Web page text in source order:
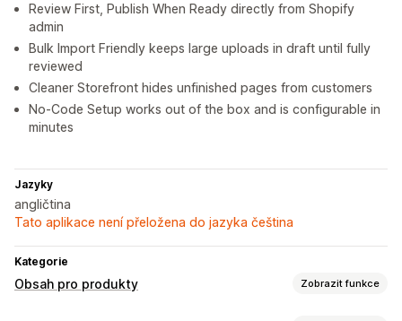
Review First, Publish When Ready directly from Shopify
admin
Bulk Import Friendly keeps large uploads in draft until fully
reviewed
Cleaner Storefront hides unfinished pages from customers
No-Code Setup works out of the box and is configurable in
minutes
Jazyky
angličtina
Tato aplikace není přeložena do jazyka čeština
Kategorie
Obsah pro produkty Zobrazit funkce